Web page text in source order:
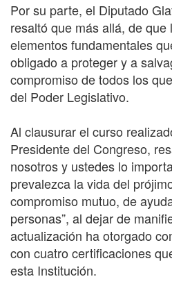
Por su parte, el Diputado
resaltó que más allá, de
elementos fundamentales
obligado a proteger y a
compromiso de todos los
del Poder Legislativo.
Al clausurar el curso
Presidente del Congreso,
nosotros y ustedes lo
prevalezca la vida del
compromiso mutuo, de
personas”, al dejar de
actualización ha otorgado
con cuatro certificaciones
esta Institución.